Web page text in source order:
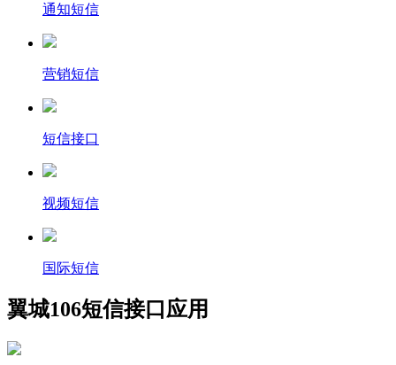
通知短信
营销短信
短信接口
视频短信
国际短信
翼城106短信接口应用